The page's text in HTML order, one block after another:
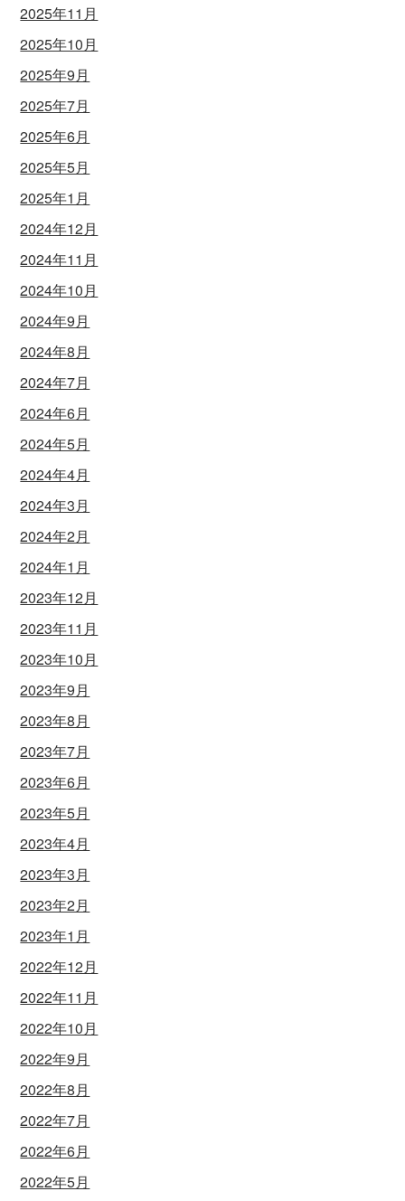
2025年11月
2025年10月
2025年9月
2025年7月
2025年6月
2025年5月
2025年1月
2024年12月
2024年11月
2024年10月
2024年9月
2024年8月
2024年7月
2024年6月
2024年5月
2024年4月
2024年3月
2024年2月
2024年1月
2023年12月
2023年11月
2023年10月
2023年9月
2023年8月
2023年7月
2023年6月
2023年5月
2023年4月
2023年3月
2023年2月
2023年1月
2022年12月
2022年11月
2022年10月
2022年9月
2022年8月
2022年7月
2022年6月
2022年5月